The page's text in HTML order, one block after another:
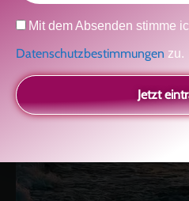
kolitscher.by.biotic
Selbstliebe, Aussöhnung mit
glückliche Beziehung-The
Kolitscher
Sisterlove
Datenschutz
Mit dem Absenden stimme
Datenschutzbestimmungen zu.
Jetzt